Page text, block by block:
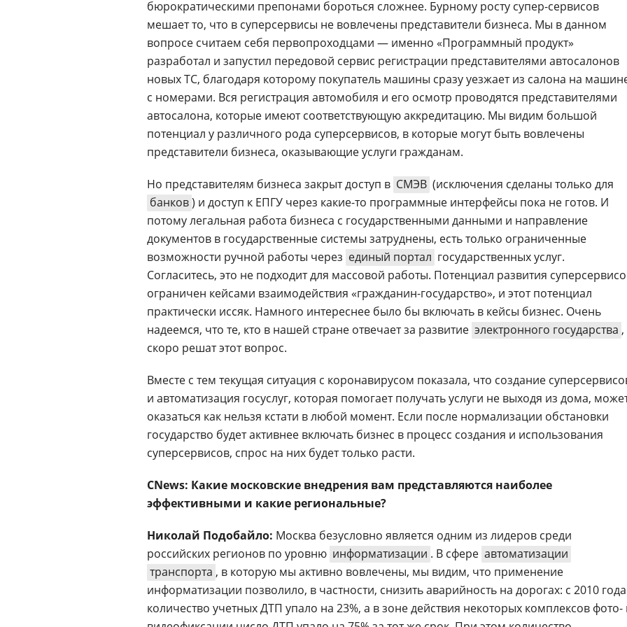
бюрократическими препонами бороться сложнее. Бурному росту супер-сервисов
мешает то, что в суперсервисы не вовлечены представители бизнеса. Мы в данном
вопросе считаем себя первопроходцами — именно «Программный продукт»
разработал и запустил передовой сервис регистрации представителями автосалонов
новых ТС, благодаря которому покупатель машины сразу уезжает из салона на
с номерами. Вся регистрация автомобиля и его осмотр проводятся представителями
автосалона, которые имеют соответствующую аккредитацию. Мы видим большой
потенциал у различного рода суперсервисов, в которые могут быть вовлечены
представители бизнеса, оказывающие услуги гражданам.
Но представителям бизнеса закрыт доступ в СМЭВ (исключения сделаны только для
банков) и доступ к ЕПГУ через какие-то программные интерфейсы пока не готов. И
потому легальная работа бизнеса с государственными данными и направление
документов в государственные системы затруднены, есть только ограниченные
возможности ручной работы через единый портал государственных услуг.
Согласитесь, это не подходит для массовой работы. Потенциал развития
ограничен кейсами взаимодействия «гражданин-государство», и этот потенциал
практически иссяк. Намного интереснее было бы включать в кейсы бизнес. Очень
надеемся, что те, кто в нашей стране отвечает за развитие электронного государства ,
скоро решат этот вопрос.
Вместе с тем текущая ситуация с коронавирусом показала, что создание
и автоматизация госуслуг, которая помогает получать услуги не выходя из дома,
оказаться как нельзя кстати в любой момент. Если после нормализации обстановки
государство будет активнее включать бизнес в процесс создания и использования
суперсервисов, спрос на них будет только расти.
CNews: Какие московские внедрения вам представляются наиболее
эффективными и какие региональные?
Николай Подобайло: Москва безусловно является одним из лидеров среди
российских регионов по уровню информатизации . В сфере автоматизации
транспорта , в которую мы активно вовлечены, мы видим, что применение
информатизации позволило, в частности, снизить аварийность на дорогах: с 2010 года
количество учетных ДТП упало на 23%, а в зоне действия некоторых комплексов фото-